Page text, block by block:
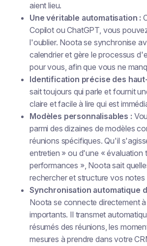
aient lieu.
Une véritable automatisation :
Copilot ou ChatGPT, vous
l'oublier. Noota se synchronise
calendrier et gère le processus
pour vous, afin que vous ne
Identification précise des
sait toujours qui parle et fournit
claire et facile à lire qui est
Modèles personnalisables :
parmi des dizaines de modèles
réunions spécifiques. Qu'il
entretien » ou d'une « évaluation
performances », Noota sait
rechercher et structure vos
Synchronisation automatique
Noota se connecte directement
importants. Il transmet
résumés des réunions, les
mesures à prendre dans votre